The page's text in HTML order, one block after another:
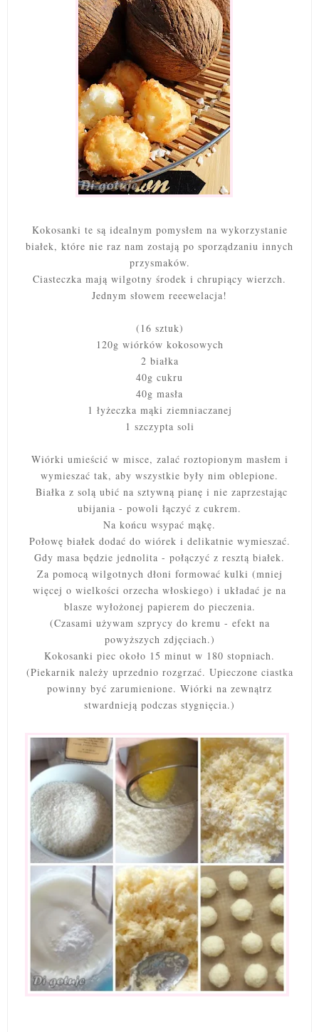
Kokosanki te są idealnym pomysłem na wykorzystanie
białek, które nie raz nam zostają po sporządzaniu innych
przysmaków.
Ciasteczka mają wilgotny środek i chrupiący wierzch.
Jednym słowem reeewelacja!
(16 sztuk)
120g wiórków kokosowych
2 białka
40g cukru
40g masła
1 łyżeczka mąki ziemniaczanej
1 szczypta soli
Wiórki umieścić w misce, zalać roztopionym masłem i
wymieszać tak, aby wszystkie były nim oblepione.
Białka z solą ubić na sztywną pianę i nie zaprzestając
ubijania - powoli łączyć z cukrem.
Na końcu wsypać mąkę.
Połowę białek dodać do wiórek i delikatnie wymieszać.
Gdy masa będzie jednolita - połączyć z resztą białek.
Za pomocą wilgotnych dłoni formować kulki (mniej
więcej o wielkości orzecha włoskiego) i układać je na
blasze wyłożonej papierem do pieczenia.
(Czasami używam szprycy do kremu - efekt na
powyższych zdjęciach.)
Kokosanki piec około 15 minut w 180 stopniach.
(Piekarnik należy uprzednio rozgrzać. Upieczone ciastka
powinny być zarumienione. Wiórki na zewnątrz
stwardnieją podczas stygnięcia.)